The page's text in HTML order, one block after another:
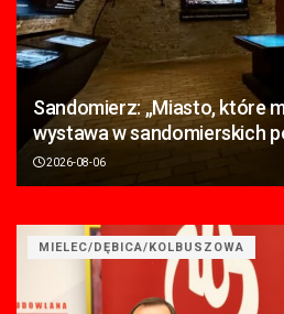
Sandomierz: „Miasto, które
wystawa w sandomierskich
2026-08-06
MIELEC/DĘBICA/KOLBUSZOWA